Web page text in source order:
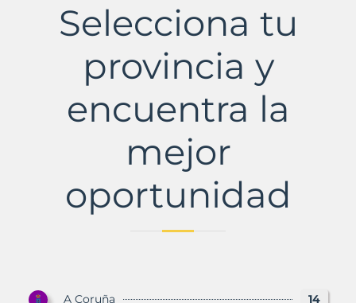
Selecciona tu
provincia y
encuentra la
mejor
oportunidad
A Coruña 14